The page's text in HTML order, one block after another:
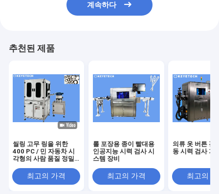
계속하다
추천된 제품
씰링 고무 링을 위한
400 PC / 민 자동차 시
각형의 사람 품질 정밀
최고의 가격
롤 포장용 종이 빨대용
인공지능 시력 검사 시
스템 장비
최고의 가격
의류 옷 버튼 검
동 시력 검사 기
최고의